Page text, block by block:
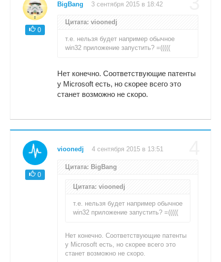
0
BigBang 3 сентября 2015 в 18:42
Цитата: vioonedj
т.е. нельзя будет например обычное
win32 приложение запустить? =(((((
Нет конечно. Соответствующие патенты
у Microsoft есть, но скорее всего это
станет возможно не скоро.
0
vioonedj 4 сентября 2015 в 13:51
Цитата: BigBang
Цитата: vioonedj
т.е. нельзя будет например обычное
win32 приложение запустить? =(((((
Нет конечно. Соответствующие патенты
у Microsoft есть, но скорее всего это
станет возможно не скоро.